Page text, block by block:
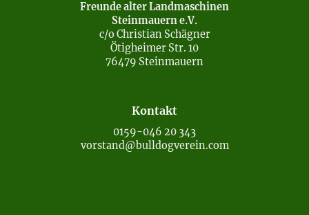
Freunde alter Landmaschinen
Steinmauern e.V.
c/o Christian Schägner
Ötigheimer Str. 10
76479 Steinmauern
Kontakt
0159-046 20 343
vorstand@bulldogverein.com